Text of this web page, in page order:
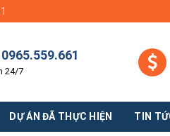
24/7
DỰ ÁN ĐÃ THỰC HIỆN TIN